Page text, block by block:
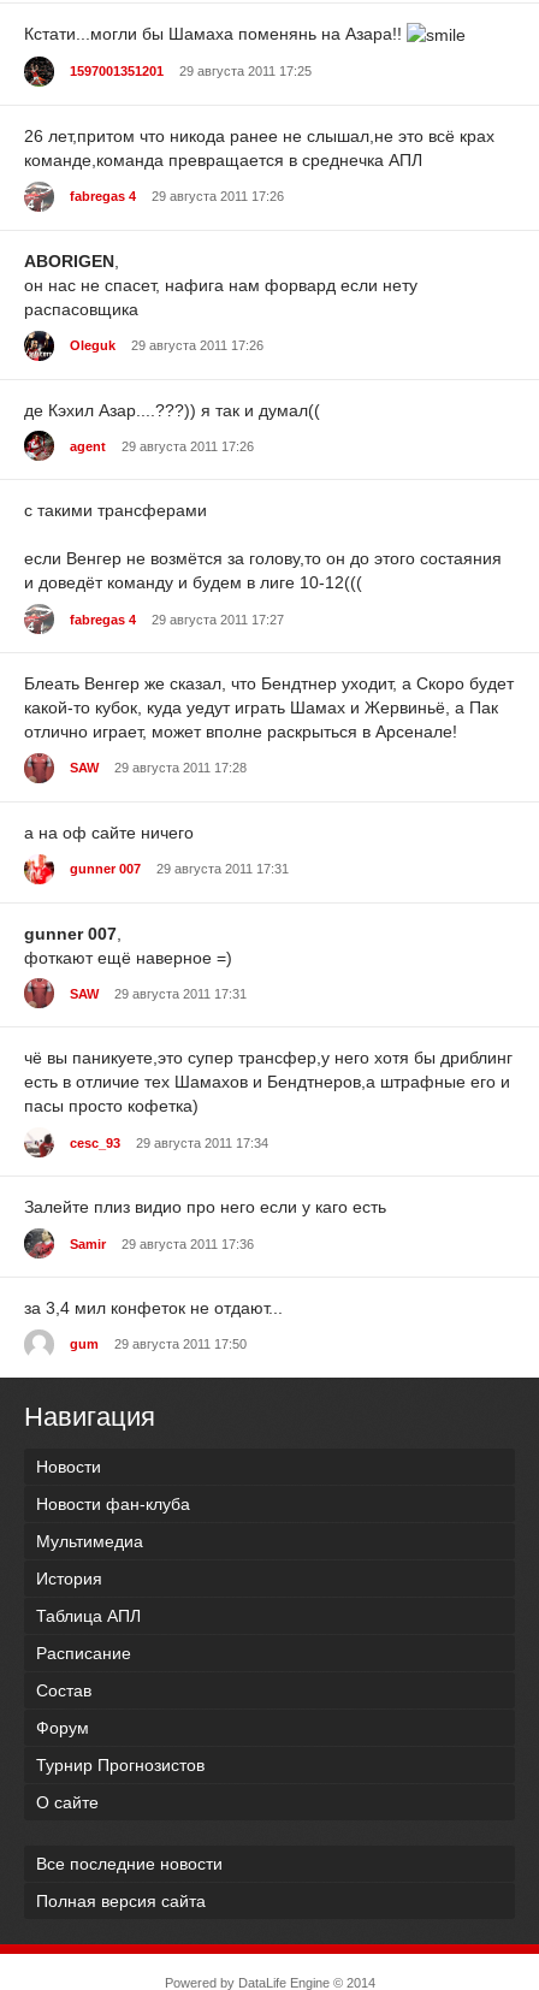
Кстати...могли бы Шамаха поменянь на Азара!!
1597001351201 29 августа 2011 17:25
26 лет,притом что никода ранее не слышал,не это всё крах
команде,команда превращается в среднечка АПЛ
fabregas 4 29 августа 2011 17:26
ABORIGEN
он нас не спасет, нафига нам форвард если нету
распасовщика
Oleguk 29 августа 2011 17:26
де Кэхил Азар....???)) я так и думал((
agent 29 августа 2011 17:26
с такими трансферами
если Венгер не возмётся за голову,то он до этого состаяния
и доведёт команду и будем в лиге 10-12(((
fabregas 4 29 августа 2011 17:27
Блеать Венгер же сказал, что Бендтнер уходит, а Скоро будет
какой-то кубок, куда уедут играть Шамах и Жервиньё, а Пак
отлично играет, может вполне раскрыться в Арсенале!
SAW 29 августа 2011 17:28
а на оф сайте ничего
gunner 007 29 августа 2011 17:31
gunner 007
фоткают ещё наверное =)
SAW 29 августа 2011 17:31
чё вы паникуете,это супер трансфер,у него хотя бы дриблинг
есть в отличие тех Шамахов и Бендтнеров,а штрафные его и
пасы просто кофетка)
cesc_93 29 августа 2011 17:34
Залейте плиз видио про него если у каго есть
Samir 29 августа 2011 17:36
за 3,4 мил конфеток не отдают...
gum 29 августа 2011 17:50
Навигация
Новости
Новости фан-клуба
Мультимедиа
История
Таблица АПЛ
Расписание
Состав
Форум
Турнир Прогнозистов
О сайте
Все последние новости
Полная версия сайта
Powered by DataLife Engine© 2014